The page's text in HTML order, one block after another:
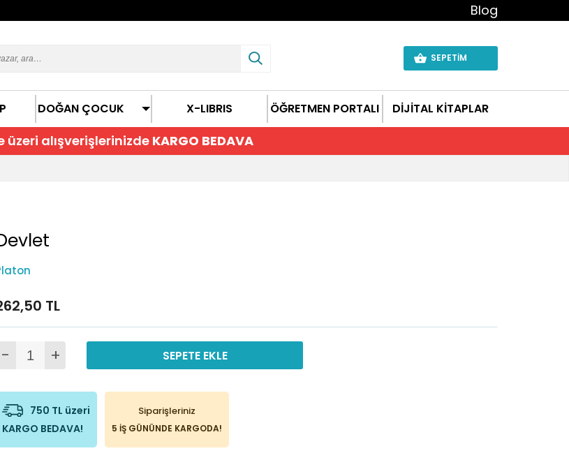
Blog
SEPETİM
DOĞAN ÇOCUK X-LIBRIS ÖĞRETMEN PORTALI DİJİTAL KİTAPLAR
üzeri alışverişlerinizdeKARGO BEDAVA
TL
- + SEPETE EKLE
750 TL üzeri
KARGO BEDAVA!
Siparişleriniz
5 İŞ GÜNÜNDE KARGODA!